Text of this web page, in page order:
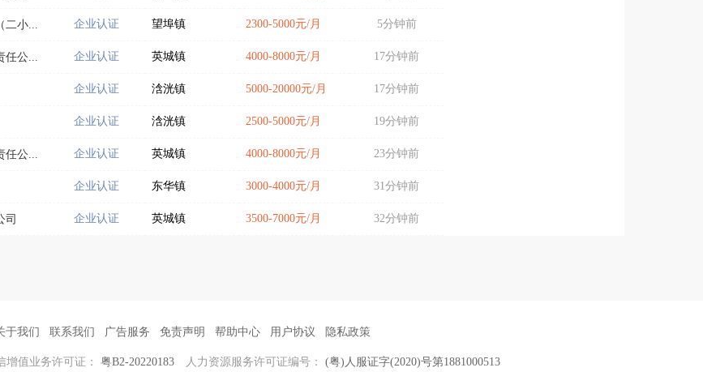
小... 企业认证 望埠镇 2300-5000元/月 5分钟前
公... 企业认证 英城镇 4000-8000元/月 17分钟前
企业认证 浛洸镇 5000-20000元/月 17分钟前
企业认证 浛洸镇 2500-5000元/月 19分钟前
公... 企业认证 英城镇 4000-8000元/月 23分钟前
企业认证 东华镇 3000-4000元/月 31分钟前
司 企业认证 英城镇 3500-7000元/月 32分钟前
于我们 联系我们 广告服务 免责声明 帮助中心 用户协议 隐私政策
增值业务许可证： 粤B2-20220183 人力资源服务许可证编号： (粤)人服证字(2020)号第1881000513